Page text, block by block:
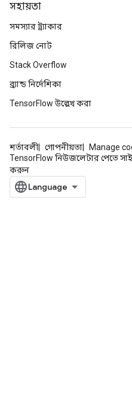
সহায়তা
সমস্যার ট্র্যাকার
রিলিজ নোট
Stack Overflow
ব্র্যান্ড নির্দেশিকা
TensorFlow উল্লেখ করা
শর্তাবলী গোপনীয়তা
Manage
TensorFlow নিউজলেটার পেতে
করুন